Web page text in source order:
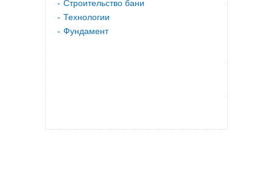
Строительство бани
Технологии
Фундамент